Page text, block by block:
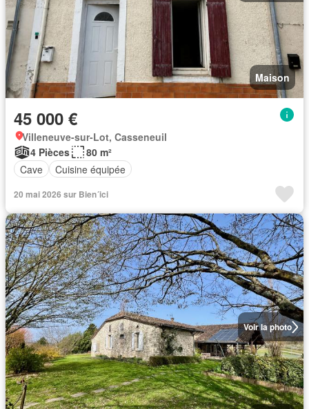
Maison
45 000 €
Villeneuve-sur-Lot, Casseneuil
4 Pièces
80 m²
Cave
Cuisine équipée
20 mai 2026 sur Bien´ici
Voir la photo